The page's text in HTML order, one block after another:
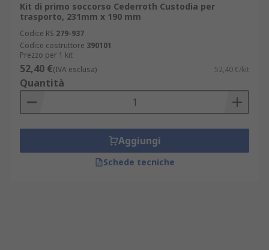
Kit di primo soccorso Cederroth Custodia per
trasporto, 231mm x 190 mm
Codice RS 279-937
Codice costruttore 390101
Prezzo per 1 kit
52,40 €(IVA esclusa) 52,40 €/kit
Quantità
Aggiungi
Schede tecniche